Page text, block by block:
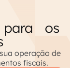
para os
operação de
fiscais.